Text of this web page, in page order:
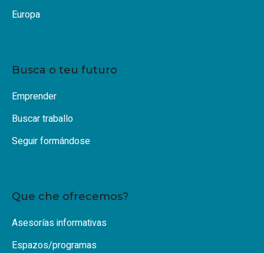
Europa
Busca o teu futuro
Emprender
Buscar traballo
Seguir formándose
Que che ofrecemos?
Asesorías informativas
Espazos/programas